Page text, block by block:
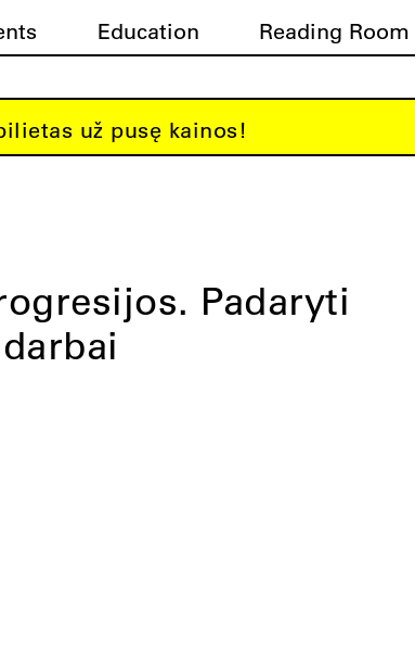
Education Reading Room
už pusę kainos!
Padaryti